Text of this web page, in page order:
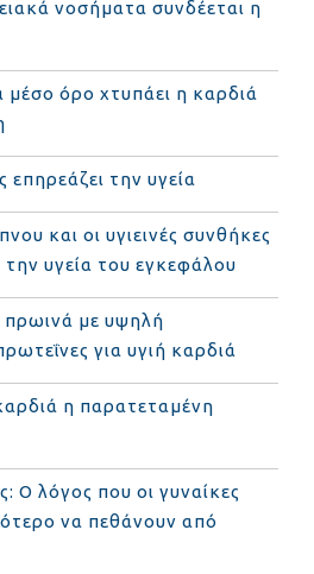
νοσήματα συνδέεται η
όρο χτυπάει η καρδιά
την υγεία
και οι υγιεινές συνθήκες
υγεία του εγκεφάλου
πρωινά με υψηλή
για υγιή καρδιά
η παρατεταμένη
Ο λόγος που οι γυναίκες
να πεθάνουν από